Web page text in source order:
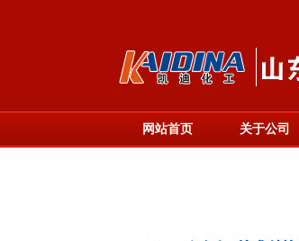
网站首页 关于公司